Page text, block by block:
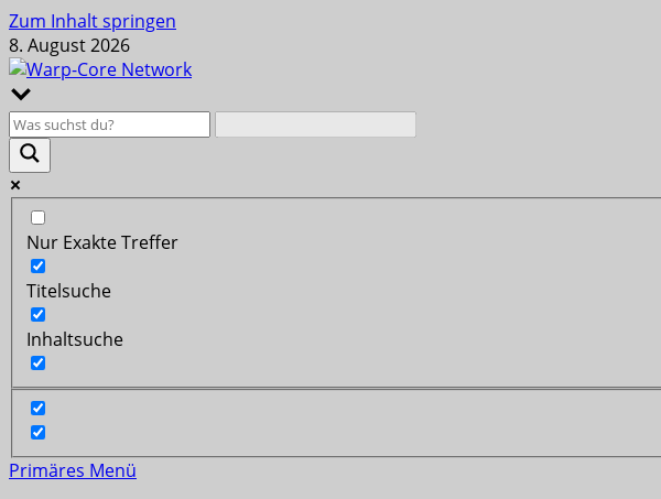
Zum Inhalt springen
8. August 2026
Nur Exakte Treffer
Titelsuche
Inhaltsuche
Primäres Menü